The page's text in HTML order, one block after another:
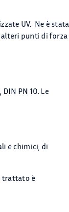
UV. Ne è stata
alteri punti di forza
PN 10. Le
e chimici, di
trattato è